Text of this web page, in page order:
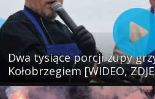
Dwa tysiące porcji zupy
Kołobrzegiem [WIDEO,